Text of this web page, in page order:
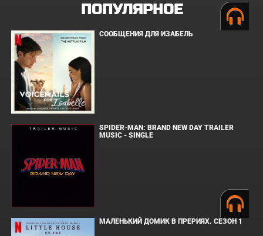
ПОПУЛЯРНОЕ
СООБЩЕНИЯ ДЛЯ ИЗАБЕЛЬ
SPIDER-MAN: BRAND NEW DAY TRAILER
MUSIC - SINGLE
МАЛЕНЬКИЙ ДОМИК В ПРЕРИЯХ. СЕЗОН 1